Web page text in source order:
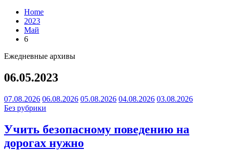
Home
2023
Май
6
Ежедневные архивы
06.05.2023
07.08.2026 06.08.2026 05.08.2026 04.08.2026 03.08.2026
Без рубрики
Учить безопасному поведению на
дорогах нужно